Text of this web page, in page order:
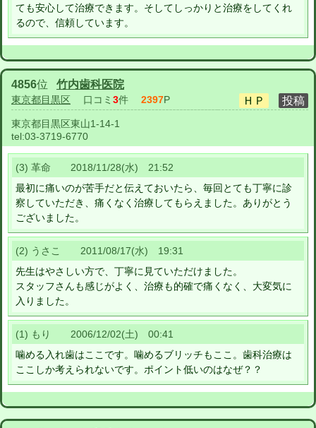
ても安心して治療できます。そしてしっかりと治療をしてくれ
るので、信頼しています。
4856位 竹内歯科医院
東京都目黒区 口コミ 3件 2397P
東京都目黒区東山1-14-1
tel:03-3719-6770
(3) 革命 2018/11/28(水) 21:52
最初に痛いのが苦手だと伝えておいたら、毎回とても丁寧に診
察していただき、痛くなく治療してもらえました。ありがとう
ございました。
(2) うさこ 2011/08/17(水) 19:31
先生はやさしい方で、丁寧に見ていただけました。
スタッフさんも感じがよく、治療も的確で痛くなく、大変気に
入りました。
(1) もり 2006/12/02(土) 00:41
噛める入れ歯はここです。噛めるブリッチもここ。歯科治療は
ここしか考えられないです。ポイント低いのはなぜ？？